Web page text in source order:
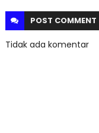
POST COMMENT
Tidak ada komentar